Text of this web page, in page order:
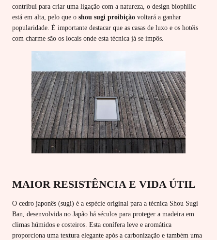
contribui para criar uma ligação com a natureza, o design biophilic
está em alta, pelo que o shou sugi proibição voltará a ganhar
popularidade. É importante destacar que as casas de luxo e os hotéis
com charme são os locais onde esta técnica já se impôs.
MAIOR RESISTÊNCIA E VIDA ÚTIL
O cedro japonês (sugi) é a espécie original para a técnica Shou Sugi
Ban, desenvolvida no Japão há séculos para proteger a madeira em
climas húmidos e costeiros. Esta conífera leve e aromática
proporciona uma textura elegante após a carbonização e também uma